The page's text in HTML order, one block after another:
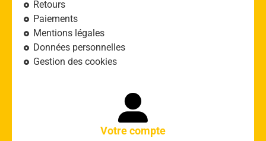
Retours
Paiements
Mentions légales
Données personnelles
Gestion des cookies
Votre compte